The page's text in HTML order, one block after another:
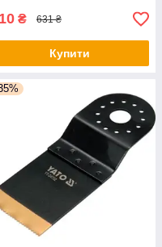
₴ 631 ₴
Купити